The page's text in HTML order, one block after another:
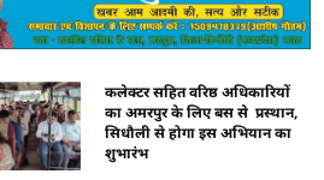
कलेक्टर सहित वरिष्ठ अधिकारियों
का अमरपुर के लिए बस से प्रस्थान,
सिधौली से होगा इस अभियान का
शुभारंभ